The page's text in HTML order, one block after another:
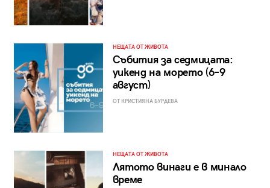
НЕЩАТА ОТ ЖИВОТА
Събития за седмицата:
уикенд на морето (6–9
август)
ОТ КРИСТИЯНА БУРДЕВА
НЕЩАТА ОТ ЖИВОТА
Лятото винаги е в минало
време